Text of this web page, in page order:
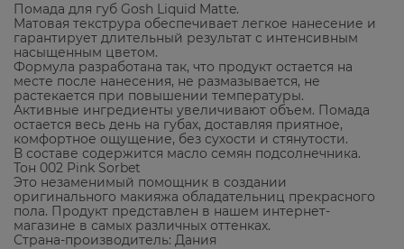
Помада для губ Gosh Liquid Matte.
Матовая текструра обеспечивает легкое нанесение и
гарантирует длительный результат с интенсивным
насыщенным цветом.
Формула разработана так, что продукт остается на
месте после нанесения, не размазывается, не
растекается при повышении температуры.
Активные ингредиенты увеличивают объем. Помада
остается весь день на губах, доставляя приятное,
комфортное ощущение, без сухости и стянутости.
В составе содержится масло семян подсолнечника.
Тон 002 Pink Sorbet
Это незаменимый помощник в создании
оригинального макияжа обладательниц прекрасного
пола. Продукт представлен в нашем интернет-
магазине в самых различных оттенках.
Страна-производитель: Дания